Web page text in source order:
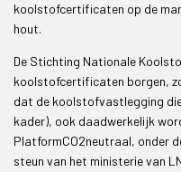
koolstofcertificaten op de
hout.
De Stichting Nationale
koolstofcertificaten borgen,
dat de koolstofvastlegging
kader), ook daadwerkelijk
PlatformCO2neutraal, onder
steun van het ministerie van